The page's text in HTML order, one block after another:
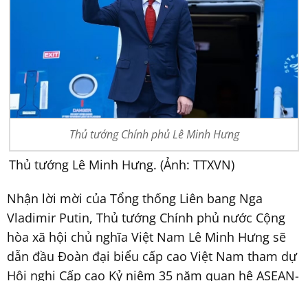
Thủ tướng Chính phủ Lê Minh Hưng
Thủ tướng Lê Minh Hưng. (Ảnh: TTXVN)
Nhận lời mời của Tổng thống Liên bang Nga
Vladimir Putin, Thủ tướng Chính phủ nước Cộng
hòa xã hội chủ nghĩa Việt Nam Lê Minh Hưng sẽ
dẫn đầu Đoàn đại biểu cấp cao Việt Nam tham dự
Hội nghị Cấp cao Kỷ niệm 35 năm quan hệ ASEAN-